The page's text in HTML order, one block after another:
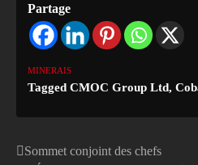
Partage
MINERAIS
Tagged CMOC Group Ltd,
Navigation
Sommet conjoint des chefs